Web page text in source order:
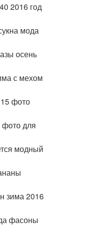
2016 год
мода
осень
с мехом
фото
фото для
модный
зима 2016
фасоны